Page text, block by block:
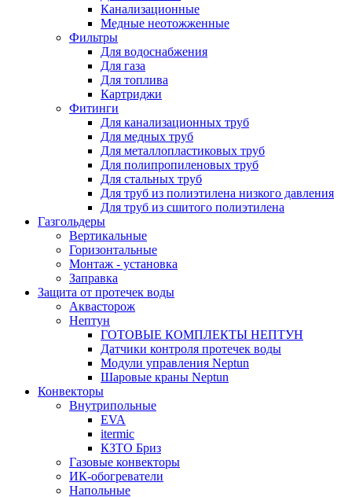
Канализационные
Медные неотожженные
Фильтры
Для водоснабжения
Для газа
Для топлива
Картриджи
Фитинги
Для канализационных труб
Для медных труб
Для металлопластиковых труб
Для полипропиленовых труб
Для стальных труб
Для труб из полиэтилена низкого давления
Для труб из сшитого полиэтилена
Газгольдеры
Вертикальные
Горизонтальные
Монтаж - установка
Заправка
Защита от протечек воды
Аквасторож
Нептун
ГОТОВЫЕ КОМПЛЕКТЫ НЕПТУН
Датчики контроля протечек воды
Модули управления Neptun
Шаровые краны Neptun
Конвекторы
Внутрипольные
EVA
itermic
КЗТО Бриз
Газовые конвекторы
ИК-обогреватели
Напольные